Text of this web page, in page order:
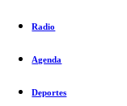
Radio
Agenda
Deportes